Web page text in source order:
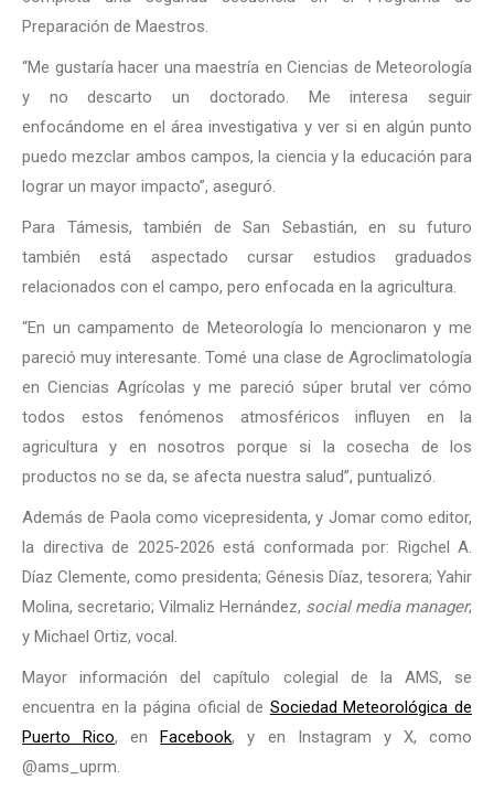
Preparación de Maestros.
“Me gustaría hacer una maestría en Ciencias de Meteorología
y no descarto un doctorado. Me interesa seguir
enfocándome en el área investigativa y ver si en algún punto
puedo mezclar ambos campos, la ciencia y la educación para
lograr un mayor impacto”, aseguró.
Para Támesis, también de San Sebastián, en su futuro
también está aspectado cursar estudios graduados
relacionados con el campo, pero enfocada en la agricultura.
“En un campamento de Meteorología lo mencionaron y me
pareció muy interesante. Tomé una clase de Agroclimatología
en Ciencias Agrícolas y me pareció súper brutal ver cómo
todos estos fenómenos atmosféricos influyen en la
agricultura y en nosotros porque si la cosecha de los
productos no se da, se afecta nuestra salud”, puntualizó.
Además de Paola como vicepresidenta, y Jomar como editor,
la directiva de 2025-2026 está conformada por: Rigchel A.
Díaz Clemente, como presidenta; Génesis Díaz, tesorera; Yahir
Molina, secretario; Vilmaliz Hernández, social media manager;
y Michael Ortiz, vocal.
Mayor información del capítulo colegial de la AMS, se
encuentra en la página oficial de Sociedad Meteorológica de
Puerto Rico, enFacebook, y en Instagram y X, como
@ams_uprm.